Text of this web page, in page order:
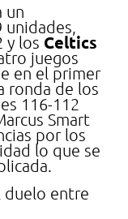
un
y los Celtics
juegos
en el primer
ronda de los
116-112
Smart
por los
lo que se
duelo entre